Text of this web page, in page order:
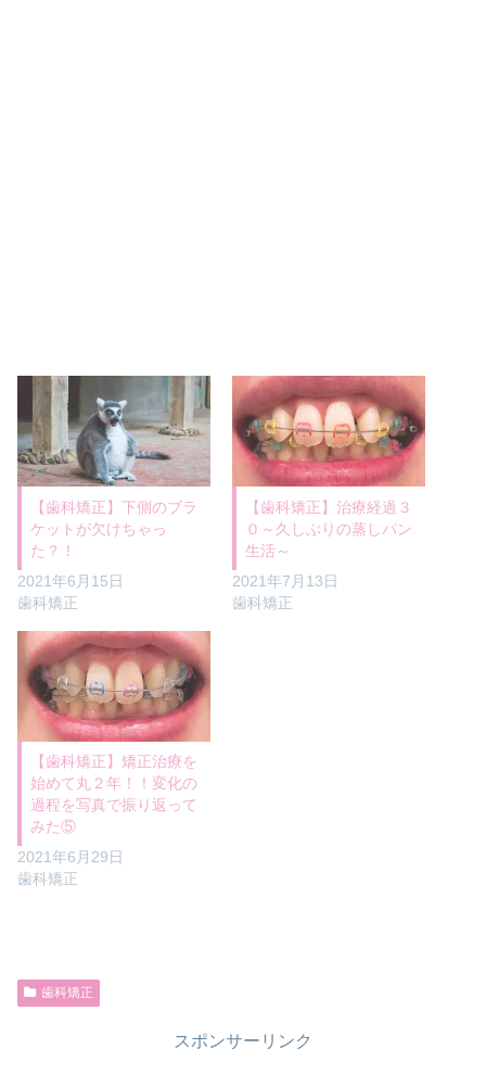
【歯科矯正】下側のブラ
ケットが欠けちゃっ
た？！
2021年6月15日
歯科矯正
【歯科矯正】治療経過３
０～久しぶりの蒸しパン
生活～
2021年7月13日
歯科矯正
【歯科矯正】矯正治療を
始めて丸２年！！変化の
過程を写真で振り返って
みた⑤
2021年6月29日
歯科矯正
歯科矯正
スポンサーリンク